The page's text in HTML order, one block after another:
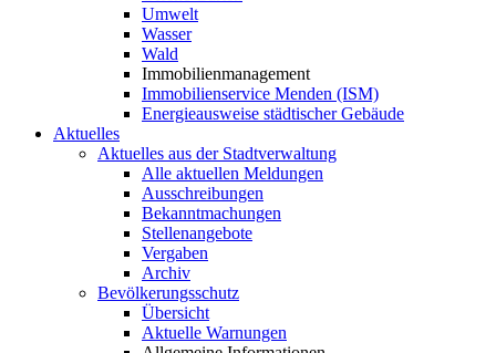
Umwelt
Wasser
Wald
Immobilienmanagement
Immobilienservice Menden (ISM)
Energieausweise städtischer Gebäude
Aktuelles
Aktuelles aus der Stadtverwaltung
Alle aktuellen Meldungen
Ausschreibungen
Bekanntmachungen
Stellenangebote
Vergaben
Archiv
Bevölkerungsschutz
Übersicht
Aktuelle Warnungen